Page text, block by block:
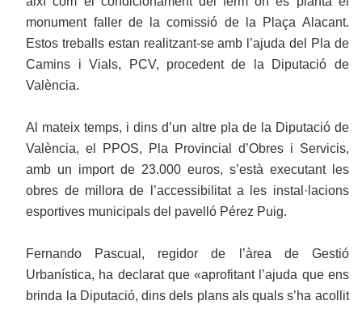
monument faller de la comissió de la Plaça Alacant.
Estos treballs estan realitzant-se amb l’ajuda del Pla de
Camins i Vials, PCV, procedent de la Diputació de
València.
Al mateix temps, i dins d’un altre pla de la Diputació de
València, el PPOS, Pla Provincial d’Obres i Servicis,
amb un import de 23.000 euros, s’està executant les
obres de millora de l’accessibilitat a les instal·lacions
esportives municipals del pavelló Pérez Puig.
Fernando Pascual, regidor de l’àrea de Gestió
Urbanística, ha declarat que «aprofitant l’ajuda que ens
brinda la Diputació, dins dels plans als quals s’ha acollit